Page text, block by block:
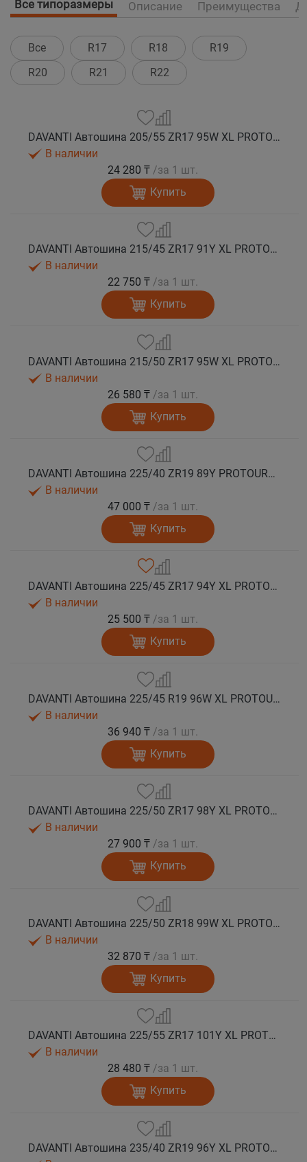
Все типоразмеры Описание Преимущества
Все R17 R18
R19
R20
R21 R22
DAVANTI Автошина 205/55 ZR17 95W XL PROTOURA SPORT RPR лето
В наличии
24 280 ₸ /за 1 шт.
Купить
DAVANTI Автошина 215/45 ZR17 91Y XL PROTOURA SPORT RPR лето
В наличии
22 750 ₸ /за 1 шт.
Купить
DAVANTI Автошина 215/50 ZR17 95W XL PROTOURA SPORT RPR лето
В наличии
26 580 ₸ /за 1 шт.
Купить
DAVANTI Автошина 225/40 ZR19 89Y PROTOURA SPORT RPR RFT (run flat) лето
В наличии
47 000 ₸ /за 1 шт.
Купить
DAVANTI Автошина 225/45 ZR17 94Y XL PROTOURA SPORT RPR лето
В наличии
25 500 ₸ /за 1 шт.
Купить
DAVANTI Автошина 225/45 R19 96W XL PROTOURA SPORT RPR лето
В наличии
36 940 ₸ /за 1 шт.
Купить
DAVANTI Автошина 225/50 ZR17 98Y XL PROTOURA SPORT RPR лето
В наличии
27 900 ₸ /за 1 шт.
Купить
DAVANTI Автошина 225/50 ZR18 99W XL PROTOURA SPORT RPR лето
В наличии
32 870 ₸ /за 1 шт.
Купить
DAVANTI Автошина 225/55 ZR17 101Y XL PROTOURA SPORT RPR лето
В наличии
28 480 ₸ /за 1 шт.
Купить
DAVANTI Автошина 235/40 ZR19 96Y XL PROTOURA SPORT RPR лето